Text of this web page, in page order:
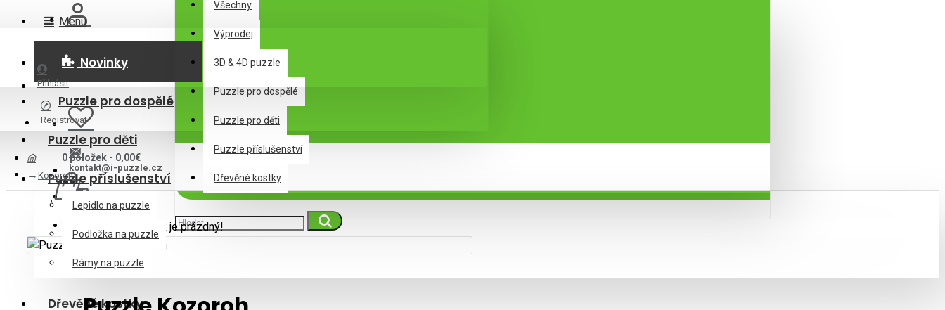
kontakt@i-puzzle.cz
Všechny
Výprodej
3D & 4D puzzle
Puzzle pro dospělé
Puzzle pro děti
Puzzle příslušenství
Dřevěné kostky
0 položek - 0,00€
Váš nákupní košík je prázdný!
Menu
Novinky
Puzzle pro dospělé
Puzzle pro děti
Puzzle příslušenství
Lepidlo na puzzle
Podložka na puzzle
Rámy na puzzle
Dřevěné kostky
Přihlásit
Registrovat
Kozoroh